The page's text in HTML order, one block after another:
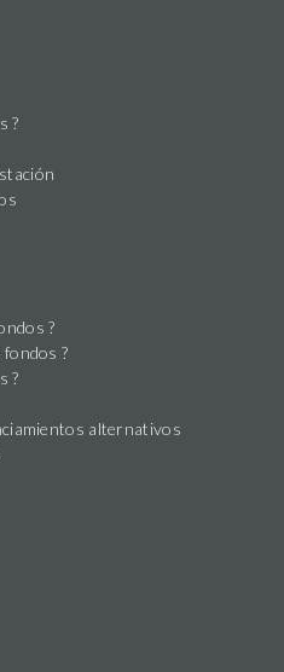
?
?
?
?
alternativos